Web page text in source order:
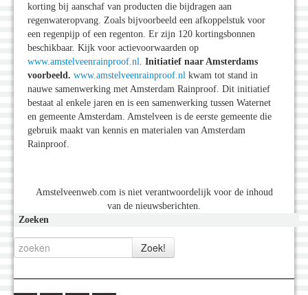
korting bij aanschaf van producten die bijdragen aan
regenwateropvang. Zoals bijvoorbeeld een afkoppelstuk voor
een regenpijp of een regenton. Er zijn 120 kortingsbonnen
beschikbaar. Kijk voor actievoorwaarden op
www.amstelveenrainproof.nl Initiatief naar Amsterdams
voorbeeld. www.amstelveenrainproof.nl kwam tot stand in
nauwe samenwerking met Amsterdam Rainproof. Dit initiatief
bestaat al enkele jaren en is een samenwerking tussen Waternet
en gemeente Amsterdam. Amstelveen is de eerste gemeente die
gebruik maakt van kennis en materialen van Amsterdam
Rainproof.
Amstelveenweb.com is niet verantwoordelijk voor de inhoud
van de nieuwsberichten.
Zoeken